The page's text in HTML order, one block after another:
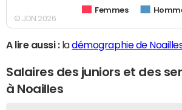
Femmes
© JDN 2026
A lire aussi :ladémographie de
Salaires des juniors et des
à Noailles